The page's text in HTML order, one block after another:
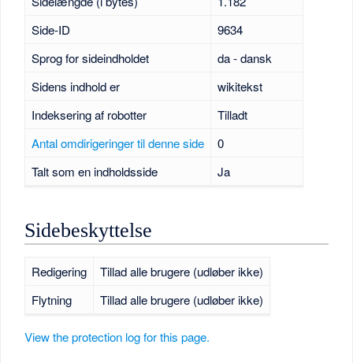
Side-ID
9634
Sprog for sideindholdet
da - dansk
Sidens indhold er
wikitekst
Indeksering af robotter
Tilladt
Antal omdirigeringer til denne side
0
Talt som en indholdsside
Ja
Sidebeskyttelse
Redigering
Tillad alle brugere (udløber ikke)
Flytning
Tillad alle brugere (udløber ikke)
View the protection log for this page.